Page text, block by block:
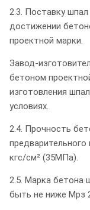
2.3. Поставку
достижении
проектной марки.
Завод-
бетоном
изготовления
условиях.
2.4. Прочность
кгс/см² (35МПа).
2.5. Марка бетона
быть не ниже Мрз